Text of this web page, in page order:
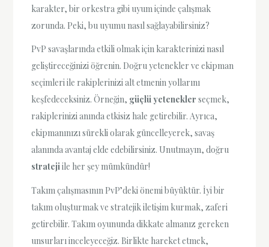
karakter, bir orkestra gibi uyum içinde çalışmak
zorunda. Peki, bu uyumu nasıl sağlayabilirsiniz?
PvP savaşlarında etkili olmak için karakterinizi nasıl
geliştireceğinizi öğrenin. Doğru yetenekler ve ekipman
seçimleri ile rakiplerinizi alt etmenin yollarını
keşfedeceksiniz. Örneğin, güçlü yetenekler seçmek,
rakiplerinizi anında etkisiz hale getirebilir. Ayrıca,
ekipmanınızı sürekli olarak güncelleyerek, savaş
alanında avantaj elde edebilirsiniz. Unutmayın, doğru
stratejiile her şey mümkündür!
Takım çalışmasının PvP’deki önemi büyüktür. İyi bir
takım oluşturmak ve stratejik iletişim kurmak, zaferi
getirebilir. Takım oyununda dikkate almanız gereken
unsurları inceleyeceğiz. Birlikte hareket etmek,